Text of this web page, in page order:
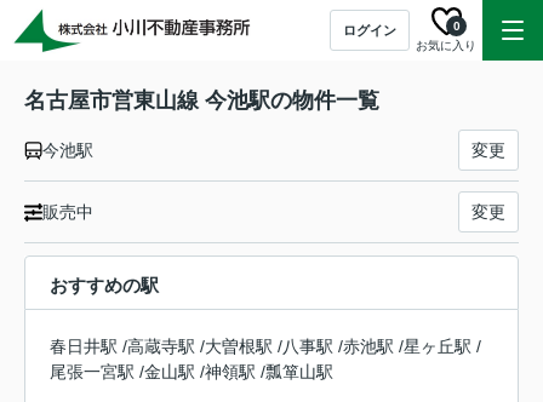
ログイン
お気に入り
0
名古屋市営東山線 今池駅の物件一覧
今池駅 変更
販売中 変更
おすすめの駅
春日井駅 /高蔵寺駅 /大曽根駅 /八事駅 /赤池駅 /星ヶ丘駅 /
尾張一宮駅 /金山駅 /神領駅 /瓢箪山駅